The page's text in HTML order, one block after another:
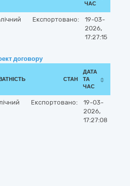
ЧАС
Експортовано:
19-03-
2026,
17:27:15
договору
СТАН
ДАТА
ТА
ЧАС
Експортовано:
19-03-
2026,
17:27:08